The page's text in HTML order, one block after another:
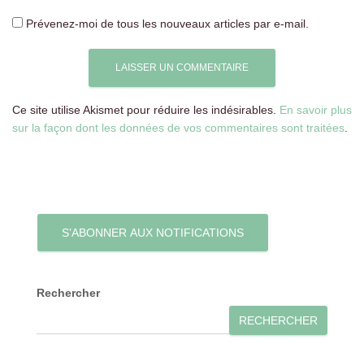
Prévenez-moi de tous les nouveaux articles par e-mail.
Ce site utilise Akismet pour réduire les indésirables. En savoir plus
sur la façon dont les données de vos commentaires sont traitées
S’ABONNER AUX NOTIFICATIONS
Rechercher
RECHERCHER